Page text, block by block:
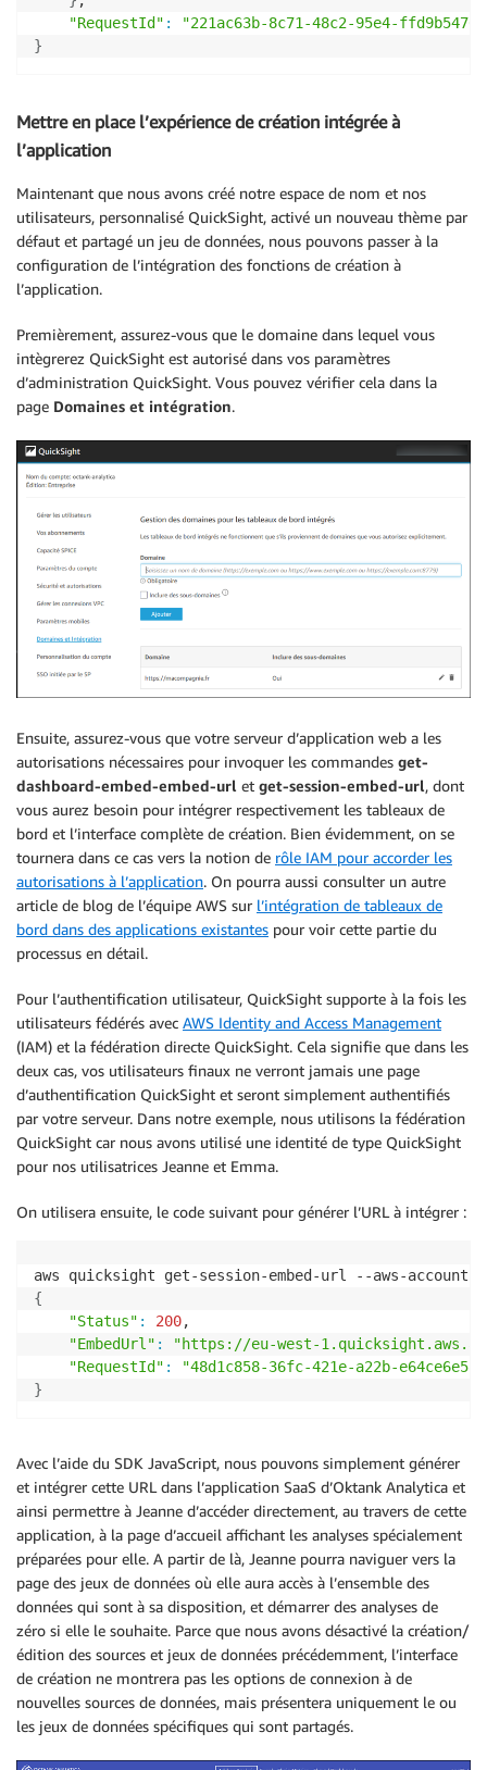
"RequestId" :
"221ac63b-8c71-48c2-95e4-
}
Mettre en place l’expérience de création intégrée à
l’application
Maintenant que nous avons créé notre espace de nom et nos
utilisateurs, personnalisé QuickSight, activé un nouveau thème par
défaut et partagé un jeu de données, nous pouvons passer à la
configuration de l’intégration des fonctions de création à
l’application.
Premièrement, assurez-vous que le domaine dans lequel vous
intègrerez QuickSight est autorisé dans vos paramètres
d’administration QuickSight. Vous pouvez vérifier cela dans la
page Domaines et intégration.
Ensuite, assurez-vous que votre serveur d’application web a les
autorisations nécessaires pour invoquer les commandes get-
dashboard-embed-embed-url et get-session-embed-url, dont
vous aurez besoin pour intégrer respectivement les tableaux de
bord et l’interface complète de création. Bien évidemment, on se
tournera dans ce cas vers la notion de rôle IAM pour accorder les
autorisations à l’application. On pourra aussi consulter un autre
article de blog de l’équipe AWS sur l’intégration de tableaux de
bord dans des applications existantes pour voir cette partie du
processus en détail.
Pour l’authentification utilisateur, QuickSight supporte à la fois les
utilisateurs fédérés avec AWS Identity and Access Management
(IAM) et la fédération directe QuickSight. Cela signifie que dans les
deux cas, vos utilisateurs finaux ne verront jamais une page
d’authentification QuickSight et seront simplement authentifiés
par votre serveur. Dans notre exemple, nous utilisons la fédération
QuickSight car nous avons utilisé une identité de type QuickSight
pour nos utilisatrices Jeanne et Emma.
On utilisera ensuite, le code suivant pour générer l’URL à intégrer :
aws quicksight get-session-embed-url --aws-
{
"Status" : 200,
"EmbedUrl" :
"https://eu-west-
"RequestId" :
"48d1c858-36fc-421e-a22b-
}
Avec l’aide du SDK JavaScript, nous pouvons simplement générer
et intégrer cette URL dans l’application SaaS d’Oktank Analytica et
ainsi permettre à Jeanne d’accéder directement, au travers de cette
application, à la page d’accueil affichant les analyses spécialement
préparées pour elle. A partir de là, Jeanne pourra naviguer vers la
page des jeux de données où elle aura accès à l’ensemble des
données qui sont à sa disposition, et démarrer des analyses de
zéro si elle le souhaite. Parce que nous avons désactivé la création/
édition des sources et jeux de données précédemment, l’interface
de création ne montrera pas les options de connexion à de
nouvelles sources de données, mais présentera uniquement le ou
les jeux de données spécifiques qui sont partagés.